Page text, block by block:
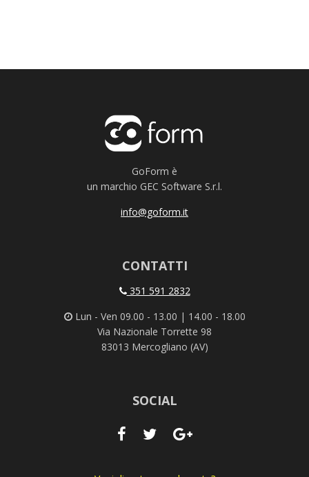
GoForm è
un marchio GEC Software S.r.l.
info@goform.it
CONTATTI
351 591 2832
Lun - Ven 09.00 - 13.00 | 14.00 - 18.00
Via Nazionale Torrette 98
83013 Mercogliano (AV)
SOCIAL